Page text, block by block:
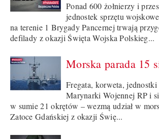
Ponad 600 żołnierzy i
jednostek sprzętu
na terenie 1 Brygady Pancernej trwają
defilady z okazji Święta Wojska Polskieg...
Morska parada 15
Fregata, korweta,
Marynarki Wojennej RP i
w sumie 21 okrętów – wezmą udział w
Zatoce Gdańskiej z okazji Świę...